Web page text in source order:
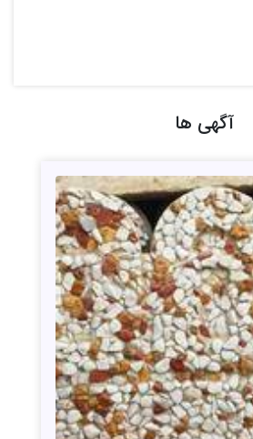
آگهی ها